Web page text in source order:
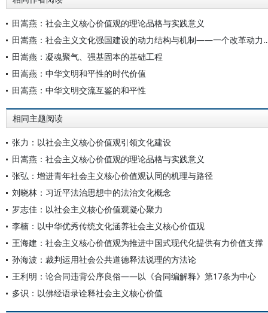
田嵩燕：社会主义核心价值观的理论品格与实践意义
田嵩燕：社会主义文化强国建
田嵩燕：凝魂聚气、强基固本的基础工程
田嵩燕：中华文明和平性的时代价值
田嵩燕：中华文明交流互鉴的和平性
相同主题阅读
张力：以社会主义核心价值观引领文化建设
田嵩燕：社会主义核心价值观的理论品格与实践意义
张弘：增进青年社会主义核心价值观认同的机理与路径
刘晓林：习近平法治思想中的法治文化概念
罗志佳：以社会主义核心价值观凝心聚力
李楠：以中华优秀传统文化涵养社会主义核心价值观
王海建：社会主义核心价值观为推进中国式现代化提供有力价值支撑
孙海波：裁判运用社会公共道德释法说理的方法论
王利明：论合同违背公序良俗——以《合同编解释》第17条为中心
多识：以佛经语录诠释社会主义核心价值